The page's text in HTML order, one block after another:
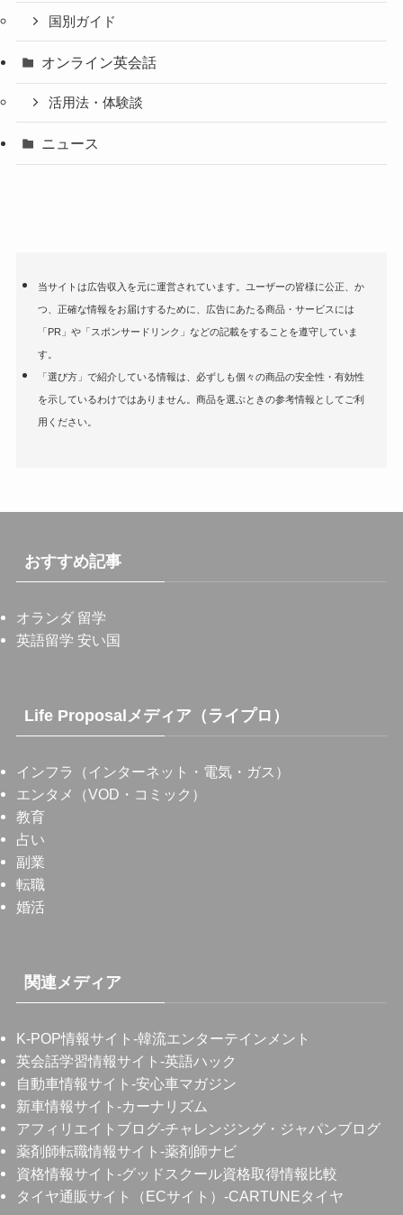
国別ガイド
オンライン英会話
活用法・体験談
ニュース
当サイトは広告収入を元に運営されています。ユーザーの皆様に公正、か
つ、正確な情報をお届けするために、広告にあたる商品・サービスには
「PR」や「スポンサードリンク」などの記載をすることを遵守していま
す。
「選び方」で紹介している情報は、必ずしも個々の商品の安全性・有効性
を示しているわけではありません。商品を選ぶときの参考情報としてご利
用ください。
おすすめ記事
オランダ 留学
英語留学 安い国
Life Proposalメディア（ライプロ）
インフラ（インターネット・電気・ガス）
エンタメ（VOD・コミック）
教育
占い
副業
転職
婚活
関連メディア
K-POP情報サイト -韓流エンターテインメント
英会話学習情報サイト -英語ハック
自動車情報サイト -安心車マガジン
新車情報サイト -カーナリズム
アフィリエイトブログ-チャレンジング・ジャパンブログ
薬剤師転職情報サイト -薬剤師ナビ
資格情報サイト -グッドスクール資格取得情報比較
タイヤ通販サイト（ECサイト） -CARTUNEタイヤ